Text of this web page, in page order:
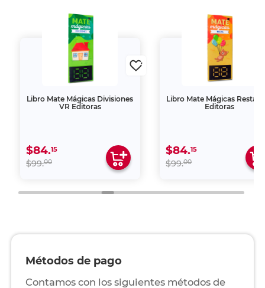
Libro Mate Mágicas Divisiones
VR Editoras
$84.15
$99.00
Libro Mate Mágicas Restas
Editoras
$84.15
$99.00
Métodos de pago
Contamos con los siguientes métodos de